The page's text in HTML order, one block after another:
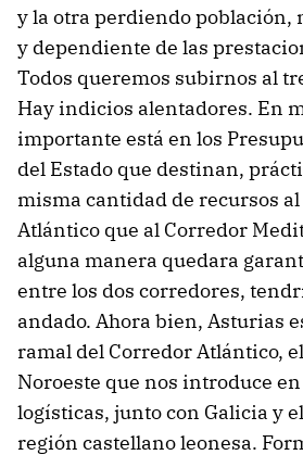
y la otra perdiendo población,
y dependiente de las
Todos queremos subirnos al
Hay indicios alentadores. En
importante está en los
del Estado que destinan,
misma cantidad de recursos
Atlántico que al Corredor
alguna manera quedara
entre los dos corredores,
andado. Ahora bien, Asturias
ramal del Corredor Atlántico,
Noroeste que nos introduce
logísticas, junto con Galicia y
región castellano leonesa.